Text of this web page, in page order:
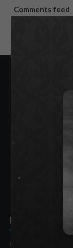
Comments feed
Recent Posts
ลุยไม่หยุด!! กรมชล